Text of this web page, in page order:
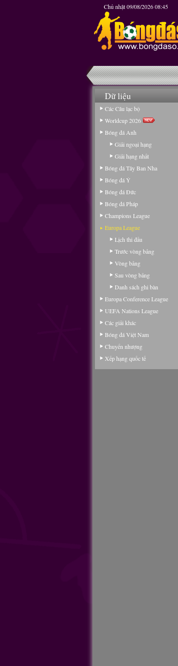
Chủ nhật 09/08/2026 08:45
Dữ liệu
Các Câu lạc bộ
Worldcup 2026
Bóng đá Anh
Giải ngoại hạng
Giải hạng nhất
Bóng đá Tây Ban Nha
Bóng đá Ý
Bóng đá Đức
Bóng đá Pháp
Champions League
Europa League
Lịch thi đấu
Trước vòng bảng
Vòng bảng
Sau vòng bảng
Danh sách ghi bàn
Europa Conference League
UEFA Nations League
Các giải khác
Bóng đá Việt Nam
Chuyển nhượng
Xếp hạng quốc tế